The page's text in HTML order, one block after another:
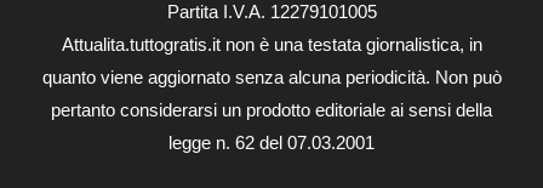
Partita I.V.A. 12279101005
Attualita.tuttogratis.it non è una testata giornalistica, in
quanto viene aggiornato senza alcuna periodicità. Non può
pertanto considerarsi un prodotto editoriale ai sensi della
legge n. 62 del 07.03.2001